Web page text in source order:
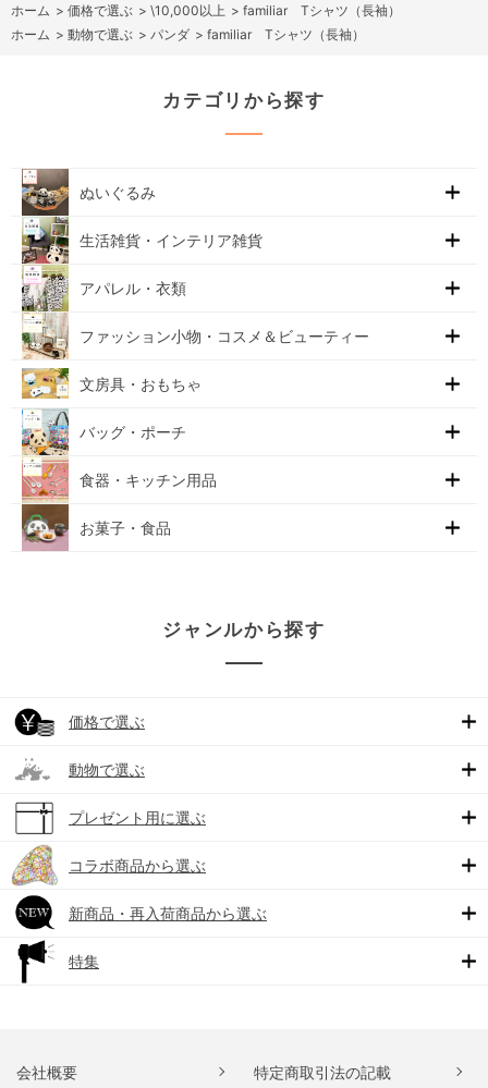
ホーム > 価格で選ぶ > \10,000以上 > familiar Tシャツ（長袖）
ホーム > 動物で選ぶ > パンダ > familiar Tシャツ（長袖）
カテゴリから探す
ぬいぐるみ
生活雑貨・インテリア雑貨
アパレル・衣類
ファッション小物・コスメ＆ビューティー
文房具・おもちゃ
バッグ・ポーチ
食器・キッチン用品
お菓子・食品
ジャンルから探す
価格で選ぶ
動物で選ぶ
プレゼント用に選ぶ
コラボ商品から選ぶ
新商品・再入荷商品から選ぶ
特集
会社概要 特定商取引法の記載